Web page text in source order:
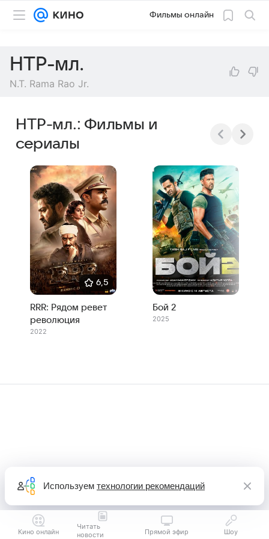
Фильмы онлайн
НТР-мл.
N.T. Rama Rao Jr.
НТР-мл.: Фильмы и
сериалы
6,5
RRR: Рядом ревет
революция
2022
Бой 2
2025
Кино онлайн
Читать
новости
Прямой эфир Шоу
Используем технологии рекомендаций